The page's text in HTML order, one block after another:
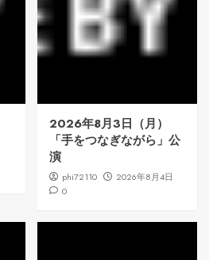
2026年8月3日（月）
「手をつなぎながら」公
演
phi72110
2026年8月4日
0